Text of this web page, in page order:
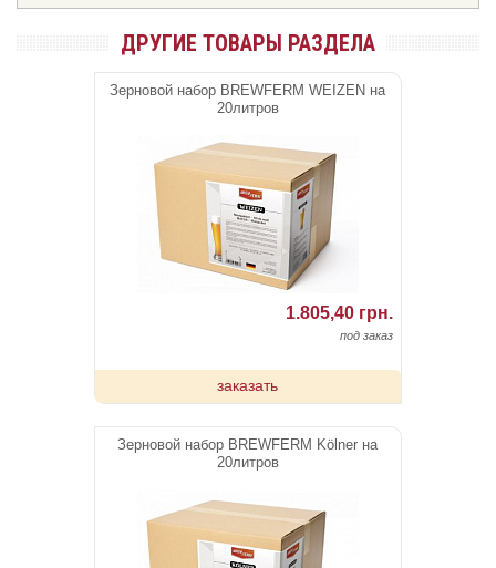
ДРУГИЕ ТОВАРЫ РАЗДЕЛА
Зерновой набор BREWFERM WEIZEN на
20литров
1.805,40 грн.
под заказ
заказать
Зерновой набор BREWFERM Kölner на
20литров